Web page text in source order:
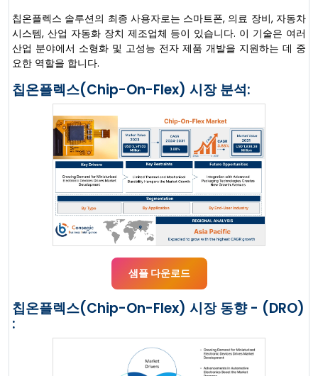
칩온플렉스 솔루션의 최종 사용자로는 스마트폰, 의료 장비, 자동차
시스템, 산업 자동화 장치 제조업체 등이 있습니다. 이 기술은 여러
산업 분야에서 소형화 및 고성능 전자 제품 개발을 지원하는 데 중
요한 역할을 합니다.
칩온플렉스(Chip-On-Flex) 시장 분석:
샘플 다운로드
칩온플렉스(Chip-On-Flex) 시장 동향 - (DRO)
: